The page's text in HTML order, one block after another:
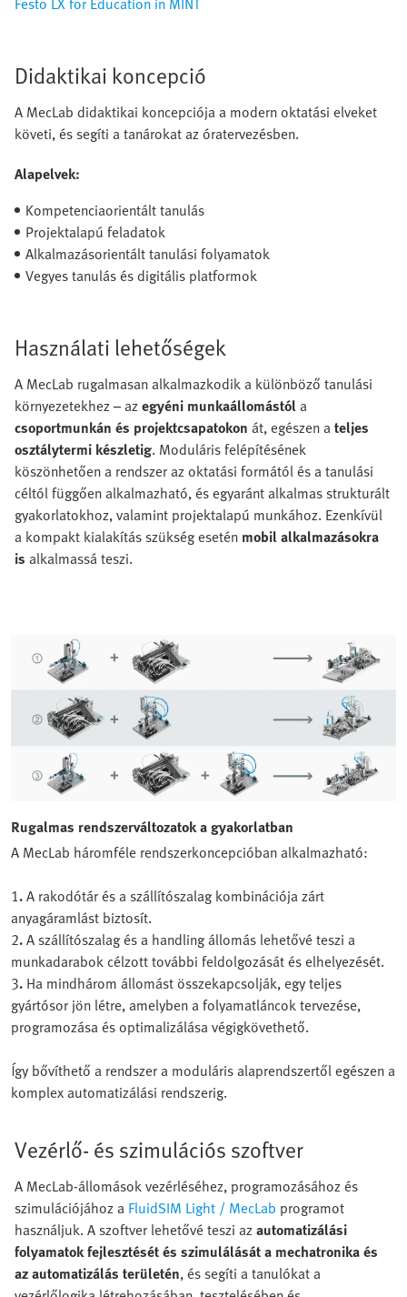
Didaktikai koncepció
A MecLab didaktikai koncepciója a modern oktatási elveket
követi, és segíti a tanárokat az óratervezésben.
Alapelvek:
Kompetenciaorientált tanulás
Projektalapú feladatok
Alkalmazásorientált tanulási folyamatok
Vegyes tanulás és digitális platformok
Használati lehetőségek
A MecLab rugalmasan alkalmazkodik a különböző tanulási
környezetekhez – azegyéni munkaállomástóla
csoportmunkán és projektcsapatokon át, egészen ateljes
osztálytermi készletig. Moduláris felépítésének
köszönhetően a rendszer az oktatási formától és a tanulási
céltól függően alkalmazható, és egyaránt alkalmas strukturált
gyakorlatokhoz, valamint projektalapú munkához. Ezenkívül
a kompakt kialakítás szükség esetén mobil alkalmazásokra
is alkalmassá teszi.
Rugalmas rendszerváltozatok a gyakorlatban
A MecLab háromféle rendszerkoncepcióban alkalmazható:
1.A rakodótár és a szállítószalag kombinációja zárt
anyagáramlást biztosít.
2.A szállítószalag és a handling állomás lehetővé teszi a
munkadarabok célzott további feldolgozását és elhelyezését.
3. Ha mindhárom állomást összekapcsolják, egy teljes
gyártósor jön létre, amelyben a folyamatláncok tervezése,
programozása és optimalizálása végigkövethető.
Így bővíthető a rendszer a moduláris alaprendszertől egészen a
komplex automatizálási rendszerig.
Vezérlő- és szimulációs szoftver
A MecLab-állomások vezérléséhez, programozásához és
szimulációjához a FluidSIM Light / MecLab programot
használjuk. A szoftver lehetővé teszi azautomatizálási
folyamatok fejlesztését és szimulálását a mechatronika és
az automatizálás területén, és segíti a tanulókat a